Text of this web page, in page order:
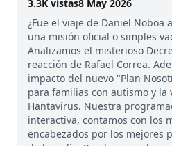
3.3K vistas8 May 2026
¿Fue el viaje de Daniel Noboa
una misión oficial o simples
Analizamos el misterioso
reacción de Rafael Correa.
impacto del nuevo "Plan
para familias con autismo y
Hantavirus. Nuestra
interactiva, contamos con los
encabezados por los mejores